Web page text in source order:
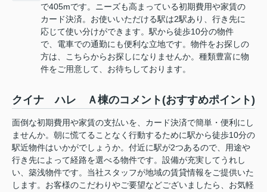
で405mです。ニーズも高まっている初期費用や家賃の
カード決済。お使いいただける駅は2駅あり、行き先に
応じて使い分けができます。駅から徒歩10分の物件
で、電車での通勤にも便利な立地です。物件をお探しの
方は、こちらからお探しになりませんか。種類豊富に物
件をご用意して、お待ちしております。
クイナ ハレ Ａ棟のコメント(おすすめポイント)
面倒な初期費用や家賃の支払いを、カード決済で簡単・便利にし
ませんか。朝に慌てることなく行動するために駅から徒歩10分の
駅近物件はいかがでしょうか。付近に駅が2つあるので、用途や
行き先によって経路を選べる物件です。設備が充実してうれし
い、築浅物件です。当社スタッフが地域の賃貸情報をご提供いた
します。お客様のこだわりやご要望などございましたら、お気軽